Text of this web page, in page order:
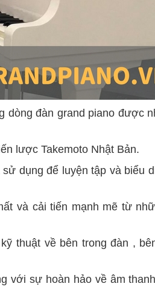
dòng đàn grand piano được
lược Takemoto Nhật Bản.
dụng để luyện tập và biểu
và cải tiến mạnh mẽ từ
thuật về bên trong đàn ,
với sự hoàn hảo về âm